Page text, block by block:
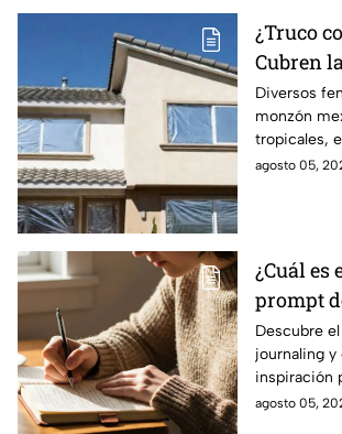
¿Truco
Cubren
con
esto
Diversos
monzón
tropicales,
las
agosto 05,
¿Cuál es
prompt
agosto
este
en tu
Descubre
journaling y
inspiración
5 de agosto
agosto 05,